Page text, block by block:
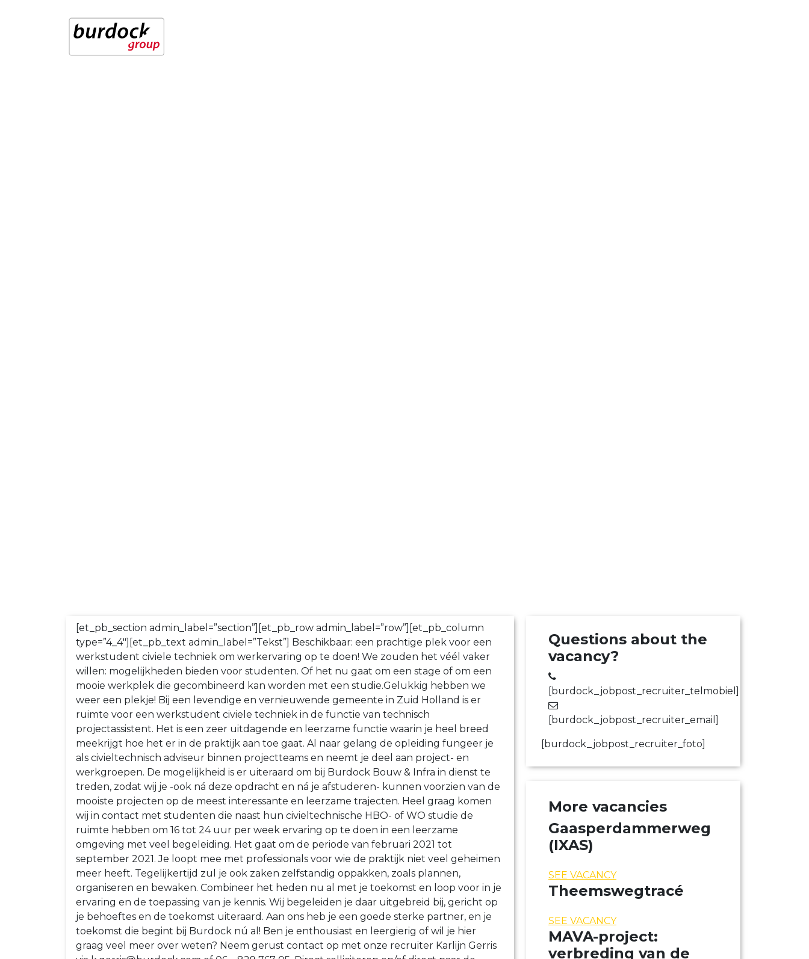
[et_pb_section admin_label=”section”][et_pb_row admin_label=”row”][et_pb_column
type=”4_4″][et_pb_text admin_label=”Tekst”] Beschikbaar: een prachtige plek voor een
werkstudent civiele techniek om werkervaring op te doen! We zouden het véél vaker
willen: mogelijkheden bieden voor studenten. Of het nu gaat om een stage of om een
mooie werkplek die gecombineerd kan worden met een studie.Gelukkig hebben we
weer een plekje! Bij een levendige en vernieuwende gemeente in Zuid Holland is er
ruimte voor een werkstudent civiele techniek in de functie van technisch
projectassistent. Het is een zeer uitdagende en leerzame functie waarin je heel breed
meekrijgt hoe het er in de praktijk aan toe gaat. Al naar gelang de opleiding fungeer je
als civieltechnisch adviseur binnen projectteams en neemt je deel aan project- en
werkgroepen. De mogelijkheid is er uiteraard om bij Burdock Bouw & Infra in dienst te
treden, zodat wij je -ook ná deze opdracht en ná je afstuderen- kunnen voorzien van de
mooiste projecten op de meest interessante en leerzame trajecten. Heel graag komen
wij in contact met studenten die naast hun civieltechnische HBO- of WO studie de
ruimte hebben om 16 tot 24 uur per week ervaring op te doen in een leerzame
omgeving met veel begeleiding. Het gaat om de periode van februari 2021 tot
september 2021. Je loopt mee met professionals voor wie de praktijk niet veel geheimen
meer heeft. Tegelijkertijd zul je ook zaken zelfstandig oppakken, zoals plannen,
organiseren en bewaken. Combineer het heden nu al met je toekomst en loop voor in je
ervaring en de toepassing van je kennis. Wij begeleiden je daar uitgebreid bij, gericht op
je behoeftes en de toekomst uiteraard. Aan ons heb je een goede sterke partner, en je
toekomst die begint bij Burdock nú al! Ben je enthousiast en leergierig of wil je hier
graag veel meer over weten? Neem gerust contact op met onze recruiter Karlijn Gerris
Questions about the
vacancy?
[burdock_jobpost_recruiter_telmobiel]
[burdock_jobpost_recruiter_email]
[burdock_jobpost_recruiter_foto]
More vacancies
Gaasperdammerweg
(IXAS)
SEE VACANCY
Theemswegtracé
SEE VACANCY
MAVA-project:
verbreding van de